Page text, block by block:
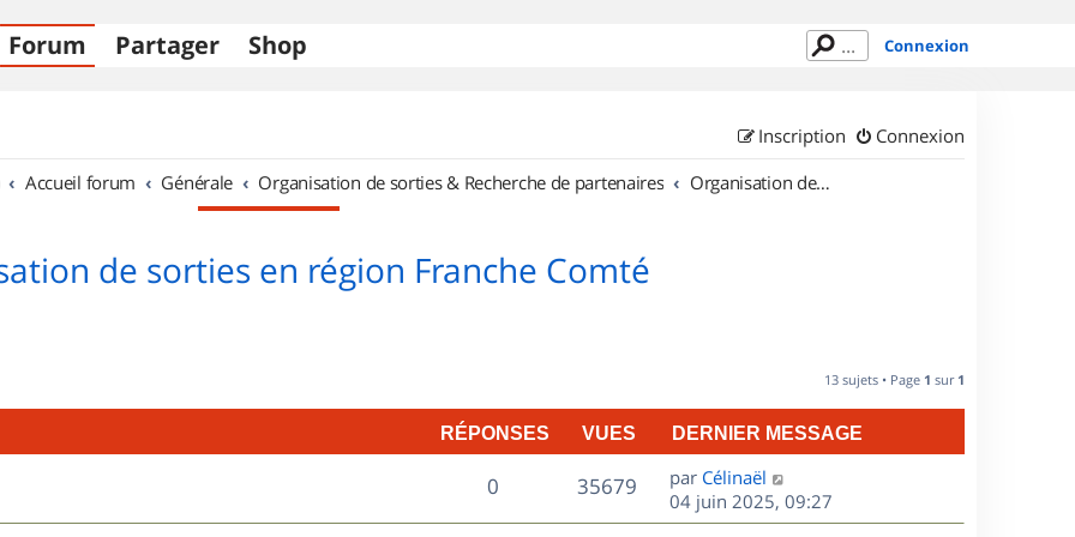
Forum Partager Shop Connexion
Connexion
Inscription
Accueil forum Générale Organisation de sorties & Recherche de partenaires Organisation de sorties en région Franche Comté
de sorties en région Franche Comté
13 sujets • Page 1 sur 1
RÉPONSES VUES DERNIER MESSAGE
0R
é
35679V
u
D
e
r
par Célinaël
04 juin 2025, 09:27